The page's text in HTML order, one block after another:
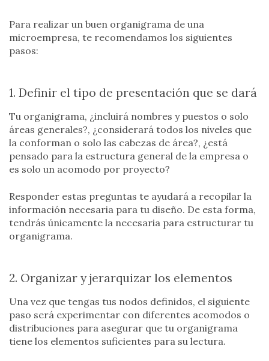
Para realizar un buen organigrama de una
microempresa, te recomendamos los siguientes
pasos:
1. Definir el tipo de presentación que se dará
Tu organigrama, ¿incluirá nombres y puestos o solo
áreas generales?, ¿considerará todos los niveles que
la conforman o solo las cabezas de área?, ¿está
pensado para la estructura general de la empresa o
es solo un acomodo por proyecto?
Responder estas preguntas te ayudará a recopilar la
información necesaria para tu diseño. De esta forma,
tendrás únicamente la necesaria para estructurar tu
organigrama.
2. Organizar y jerarquizar los elementos
Una vez que tengas tus nodos definidos, el siguiente
paso será experimentar con diferentes acomodos o
distribuciones para asegurar que tu organigrama
tiene los elementos suficientes para su lectura.